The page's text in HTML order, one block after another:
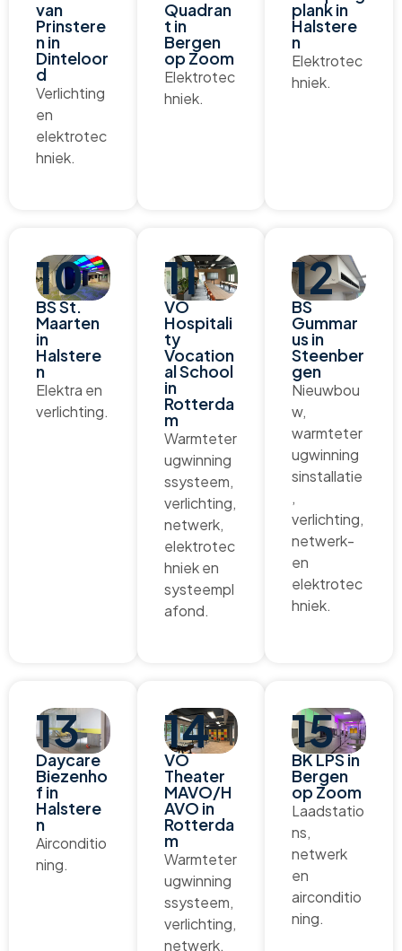
van
Prinstere
n in
Dinteloor
d
Verlichting
en
elektrotec
hniek.
Quadran
t in
Bergen
op Zoom
Elektrotec
hniek.
plank in
Halstere
n
Elektrotec
hniek.
10
BS St.
Maarten
in
Halstere
n
Elektra en
verlichting.
11
VO
Hospitali
ty
Vocation
al School
in
Rotterda
m
Warmteter
ugwinning
ssysteem,
verlichting,
netwerk,
elektrotec
hniek en
systeempl
afond.
12
BS
Gummar
us in
Steenber
gen
Nieuwbou
w,
warmteter
ugwinning
sinstallatie
,
verlichting,
netwerk-
en
elektrotec
hniek.
13
Daycare
Biezenho
f in
Halstere
n
Airconditio
ning.
14
VO
Theater
MAVO/H
AVO in
Rotterda
m
Warmteter
ugwinning
ssysteem,
verlichting,
netwerk,
15
BK LPS in
Bergen
op Zoom
Laadstatio
ns,
netwerk
en
airconditio
ning.